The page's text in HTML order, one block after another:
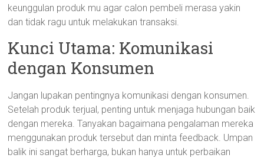
keunggulan produk mu agar calon pembeli merasa yakin
dan tidak ragu untuk melakukan transaksi.
Kunci Utama: Komunikasi
dengan Konsumen
Jangan lupakan pentingnya komunikasi dengan konsumen.
Setelah produk terjual, penting untuk menjaga hubungan baik
dengan mereka. Tanyakan bagaimana pengalaman mereka
menggunakan produk tersebut dan minta feedback. Umpan
balik ini sangat berharga, bukan hanya untuk perbaikan